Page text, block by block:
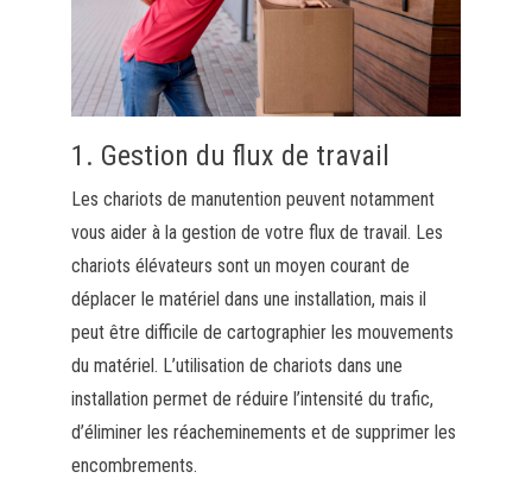
1. Gestion du flux de travail
Les chariots de manutention peuvent notamment
vous aider à la gestion de votre flux de travail. Les
chariots élévateurs sont un moyen courant de
déplacer le matériel dans une installation, mais il
peut être difficile de cartographier les mouvements
du matériel. L’utilisation de chariots dans une
installation permet de réduire l’intensité du trafic,
d’éliminer les réacheminements et de supprimer les
encombrements.